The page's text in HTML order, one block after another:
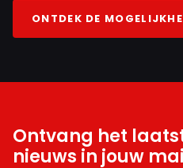
ONTDEK DE
Ontvang het
nieuws in jouw